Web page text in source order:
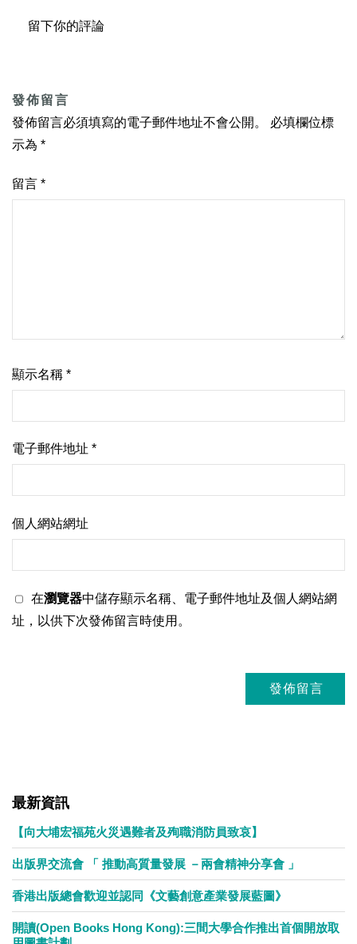
留下你的評論
發佈留言
發佈留言必須填寫的電子郵件地址不會公開。
必填欄位標
示為 *
留言 *
顯示名稱 *
電子郵件地址 *
個人網站網址
在瀏覽器中儲存顯示名稱、電子郵件地址及個人網站網
址，以供下次發佈留言時使用。
最新資訊
【向大埔宏福苑火災遇難者及殉職消防員致哀】
出版界交流會 「 推動高質量發展 －兩會精神分享會 」
香港出版總會歡迎並認同《文藝創意產業發展藍圖》
開讀(Open Books Hong Kong):三間大學合作推出首個開放取